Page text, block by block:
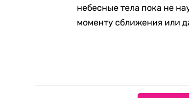
небесные тела пока не
моменту сближения или